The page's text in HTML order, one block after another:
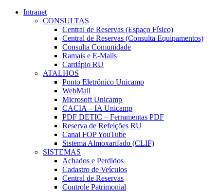
Intranet
CONSULTAS
Central de Reservas (Espaço Físico)
Central de Reservas (Consulta Equipamentos)
Consulta Comunidade
Ramais e E-Mails
Cardápio RU
ATALHOS
Ponto Eletrônico Unicamp
WebMail
Microsoft Unicamp
CACIA – IA Unicamp
PDF DETIC – Ferramentas PDF
Reserva de Refeições RU
Canal FOP YouTube
Sistema Almoxarifado (CLIF)
SISTEMAS
Achados e Perdidos
Cadastro de Veículos
Central de Reservas
Controle Patrimonial